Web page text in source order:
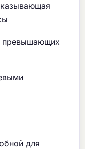
превышающих
для